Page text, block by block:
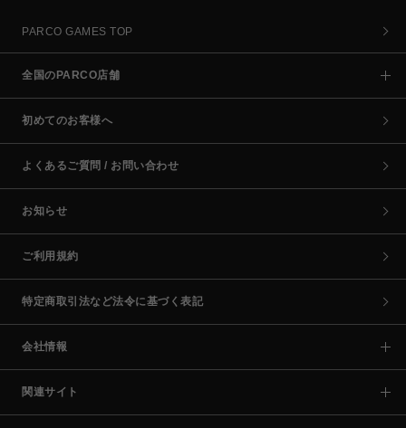
PARCO GAMES TOP
全国のPARCO店舗
初めてのお客様へ
よくあるご質問 / お問い合わせ
お知らせ
ご利用規約
特定商取引法など法令に基づく表記
会社情報
関連サイト